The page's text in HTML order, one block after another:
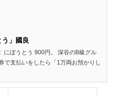
」國良
ぼうとう 900円。 深谷のB級グル
で支払いをしたら「1万両お預かりし